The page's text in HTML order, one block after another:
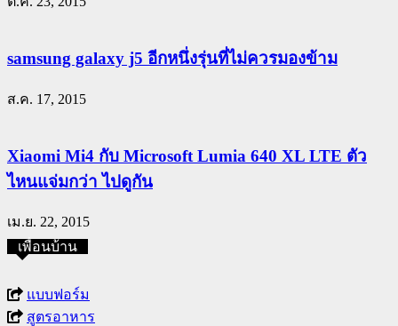
samsung galaxy j5 อีกหนึ่งรุ่นที่ไม่ควรมองข้าม
ส.ค. 17, 2015
Xiaomi Mi4 กับ Microsoft Lumia 640 XL LTE ตัว
ไหนแจ่มกว่า ไปดูกัน
เม.ย. 22, 2015
เพื่อนบ้าน
แบบฟอร์ม
สูตรอาหาร